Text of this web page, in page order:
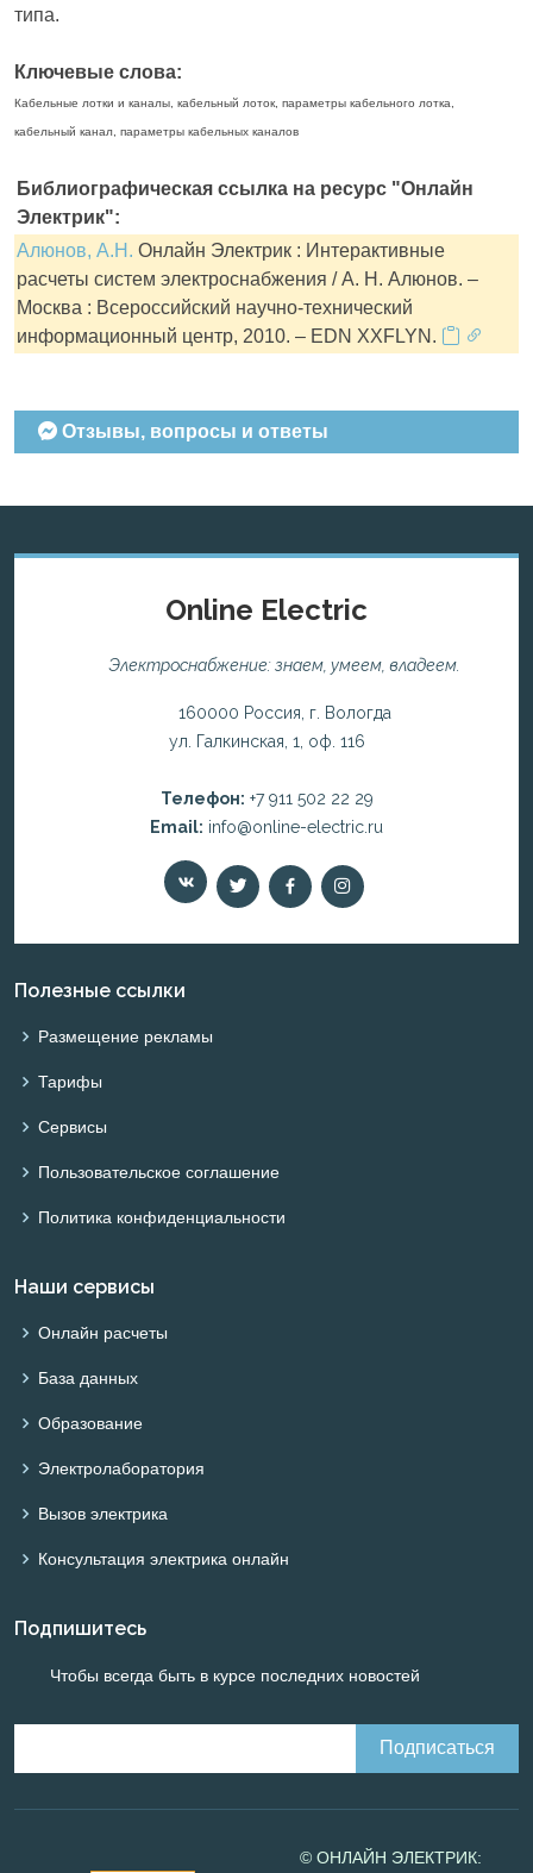
типа.
Ключевые слова:
Кабельные лотки и каналы, кабельный лоток, параметры кабельного лотка,
кабельный канал, параметры кабельных каналов
Библиографическая ссылка на ресурс "Онлайн
Электрик":
Алюнов, А.Н. Онлайн Электрик : Интерактивные
расчеты систем электроснабжения / А. Н. Алюнов. –
Москва : Всероссийский научно-технический
информационный центр, 2010. – EDN XXFLYN.
Отзывы, вопросы и ответы
Online Electric
Электроснабжение: знаем, умеем, владеем.
160000 Россия, г. Вологда
ул. Галкинская, 1, оф. 116
Телефон: +7 911 502 22 29
Email: info@online-electric.ru
Полезные ссылки
Размещение рекламы
Тарифы
Сервисы
Пользовательское соглашение
Политика конфиденциальности
Наши сервисы
Онлайн расчеты
База данных
Образование
Электролаборатория
Вызов электрика
Консультация электрика онлайн
Подпишитесь
Чтобы всегда быть в курсе последних новостей
© ОНЛАЙН ЭЛЕКТРИК: